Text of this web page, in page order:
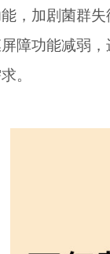
，加剧菌群
障功能减弱
。